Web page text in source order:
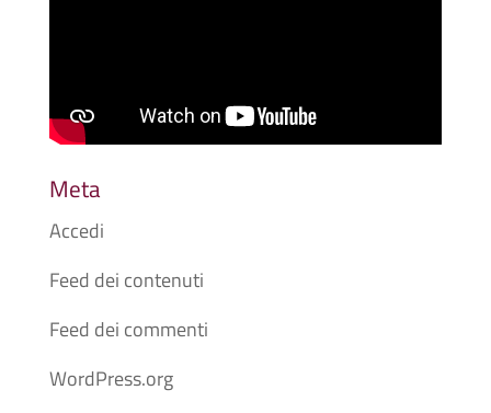
Meta
Accedi
Feed dei contenuti
Feed dei commenti
WordPress.org